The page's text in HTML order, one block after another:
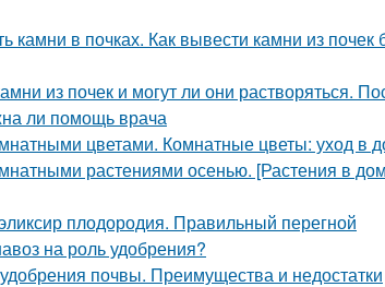
камни в почках. Как вывести камни из
из почек и могут ли они растворяться.
ли помощь врача
цветами. Комнатные цветы: уход в
растениями осенью. [Растения в
плодородия. Правильный перегной
на роль удобрения?
почвы. Преимущества и недостатки